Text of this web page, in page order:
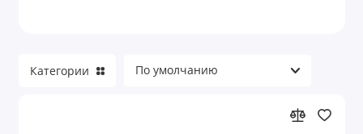
Аксессуары для детей и игры
Категории